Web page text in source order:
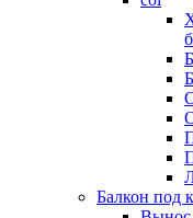
Балкон под